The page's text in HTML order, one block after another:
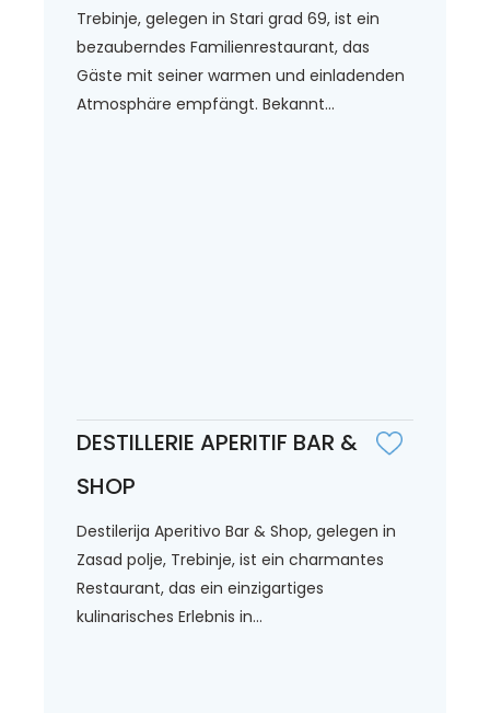
Trebinje, gelegen in Stari grad 69, ist ein
bezauberndes Familienrestaurant, das
Gäste mit seiner warmen und einladenden
Atmosphäre empfängt. Bekannt...
DESTILLERIE APERITIF BAR &
SHOP
Destilerija Aperitivo Bar & Shop, gelegen in
Zasad polje, Trebinje, ist ein charmantes
Restaurant, das ein einzigartiges
kulinarisches Erlebnis in...